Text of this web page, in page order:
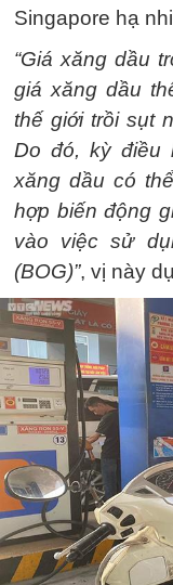
Singapore hạ
“Giá xăng dầu
giá xăng dầu
thế giới trồi sụt
Do đó, kỳ điều
xăng dầu có
hợp biến động
vào việc sử
(BOG)”, vị này